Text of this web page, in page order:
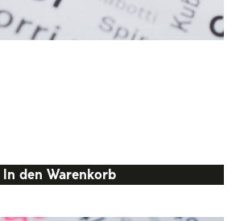
In den Warenkorb